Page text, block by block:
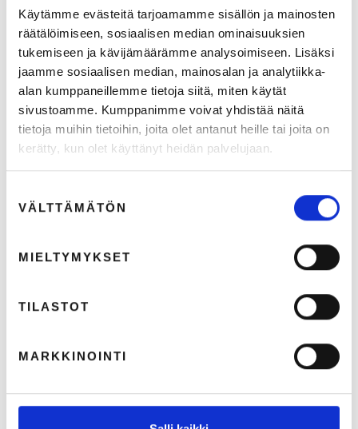
Käytämme evästeitä tarjoamamme sisällön ja mainosten
räätälöimiseen, sosiaalisen median ominaisuuksien
tukemiseen ja kävijämäärämme analysoimiseen. Lisäksi
jaamme sosiaalisen median, mainosalan ja analytiikka-
alan kumppaneillemme tietoja siitä, miten käytät
sivustoamme. Kumppanimme voivat yhdistää näitä
tietoja muihin tietoihin, joita olet antanut heille tai joita on
kerätty, kun olet käyttänyt heidän palvelujaan.
valinta
VÄLTTÄMÄTÖN
MIELTYMYKSET
TILASTOT
MARKKINOINTI
Puhuuko brändisi yhdellä voimakkaalla äänellä vai
Videomarkkinoinnin selviytymisopas trendiviidakkoon